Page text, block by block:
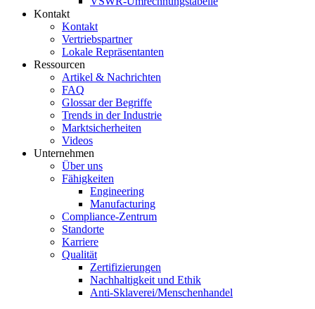
Kontakt
Kontakt
Vertriebspartner
Lokale Repräsentanten
Ressourcen
Artikel & Nachrichten
FAQ
Glossar der Begriffe
Trends in der Industrie
Marktsicherheiten
Videos
Unternehmen
Über uns
Fähigkeiten
Engineering
Manufacturing
Compliance-Zentrum
Standorte
Karriere
Qualität
Zertifizierungen
Nachhaltigkeit und Ethik
Anti-Sklaverei/Menschenhandel